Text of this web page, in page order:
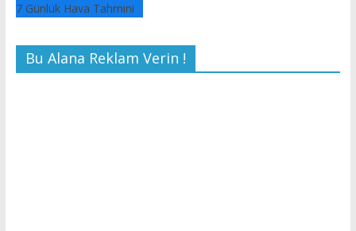
7 Günlük Hava Tahmini
Bu Alana Reklam Verin !